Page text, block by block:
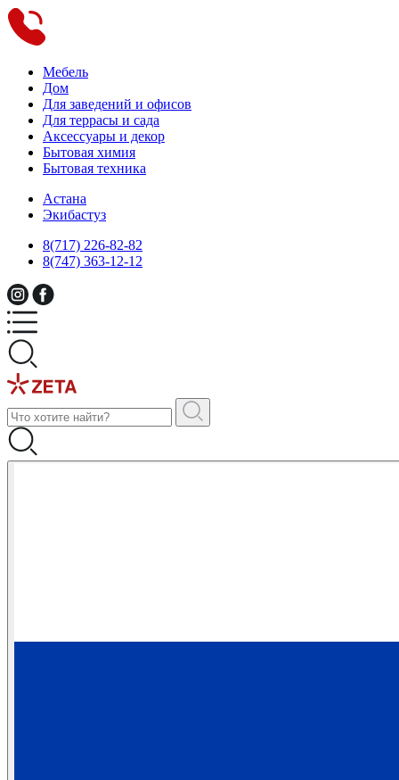
Мебель
Дом
Для заведений и офисов
Для террасы и сада
Аксессуары и декор
Бытовая химия
Бытовая техника
Астана
Экибастуз
8(717) 226-82-82
8(747) 363-12-12